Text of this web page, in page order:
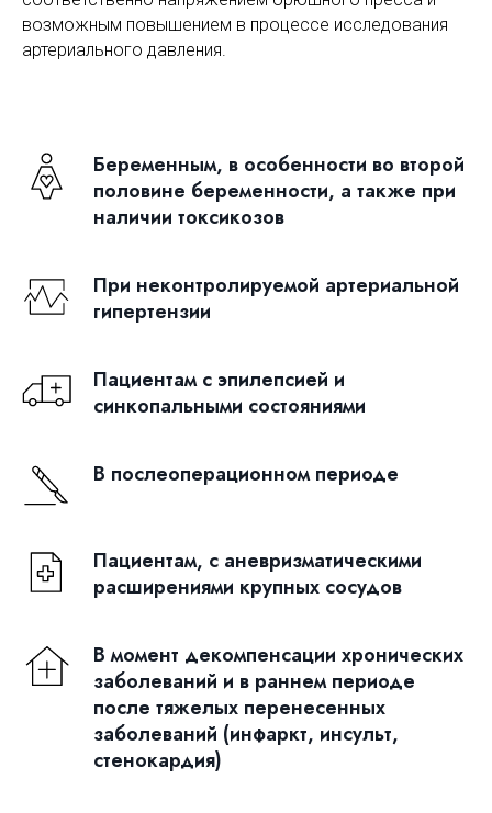
возможным повышением в процессе исследования
артериального давления.
Беременным, в особенности во второй
половине беременности, а также при
наличии токсикозов
При неконтролируемой артериальной
гипертензии
Пациентам с эпилепсией и
синкопальными состояниями
В послеоперационном периоде
Пациентам, с аневризматическими
расширениями крупных сосудов
В момент декомпенсации хронических
заболеваний и в раннем периоде
после тяжелых перенесенных
заболеваний (инфаркт, инсульт,
стенокардия)